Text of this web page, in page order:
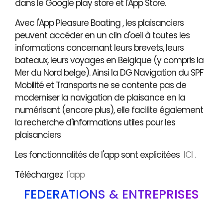
dans le Google play store et l'App Store.
Avec l'App Pleasure Boating , les plaisanciers
peuvent accéder en un clin d'oeil à toutes les
informations concernant leurs brevets, leurs
bateaux, leurs voyages en Belgique (y compris la
Mer du Nord belge). Ainsi la DG Navigation du SPF
Mobilité et Transports ne se contente pas de
moderniser la navigation de plaisance en la
numérisant (encore plus), elle facilite également
la recherche d'informations utiles pour les
plaisanciers
Les fonctionnalités de l'app sont explicitées ICI .
Téléchargez l'app
FÉDÉRATIONS & ENTREPRISES